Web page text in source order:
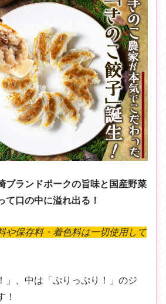
ブランドポークの旨味と国産野菜
て口の中に溢れ出る！
や保存料・着色料は一切使用して
」、中は「ぷりっぷり！」のジ
！